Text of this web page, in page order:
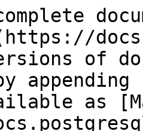
of
as